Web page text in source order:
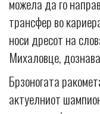
можела да го
трансфер во
носи дресот на
Михаловце,
Брзоногата
актуелниот